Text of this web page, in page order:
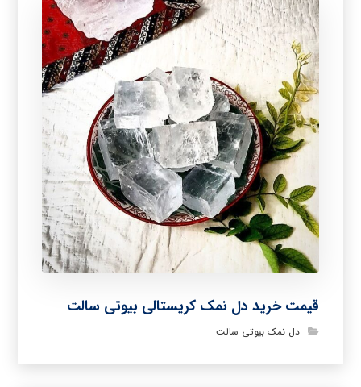
قیمت خرید دل نمک کریستالی بیوتی سالت
دل نمک بیوتی سالت